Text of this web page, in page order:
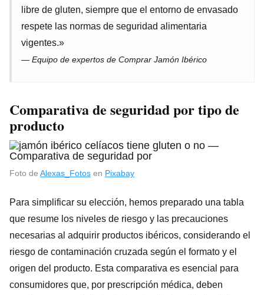
libre de gluten, siempre que el entorno de envasado
respete las normas de seguridad alimentaria
vigentes.»
— Equipo de expertos de Comprar Jamón Ibérico
Comparativa de seguridad por tipo de
producto
Foto de Alexas_Fotos en Pixabay
Para simplificar su elección, hemos preparado una tabla
que resume los niveles de riesgo y las precauciones
necesarias al adquirir productos ibéricos, considerando el
riesgo de contaminación cruzada según el formato y el
origen del producto. Esta comparativa es esencial para
consumidores que, por prescripción médica, deben